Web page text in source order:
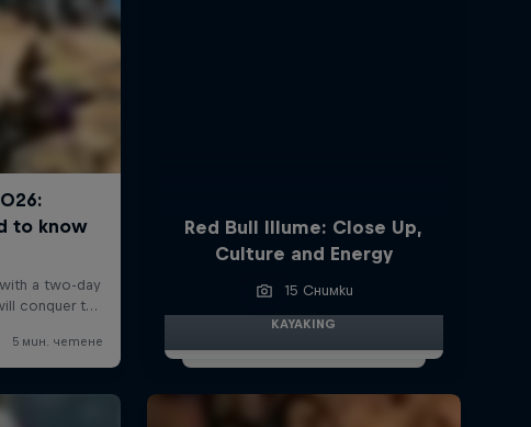
Red Bull Illume: Close Up,
Culture and Energy
15 Снимки
KAYAKING